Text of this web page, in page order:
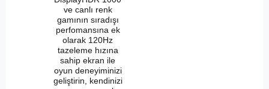
ve canlı renk
gamının sıradışı
perfomansına ek
olarak 120Hz
tazeleme hızına
sahip ekran ile
oyun deneyiminizi
geliştirin, kendinizi